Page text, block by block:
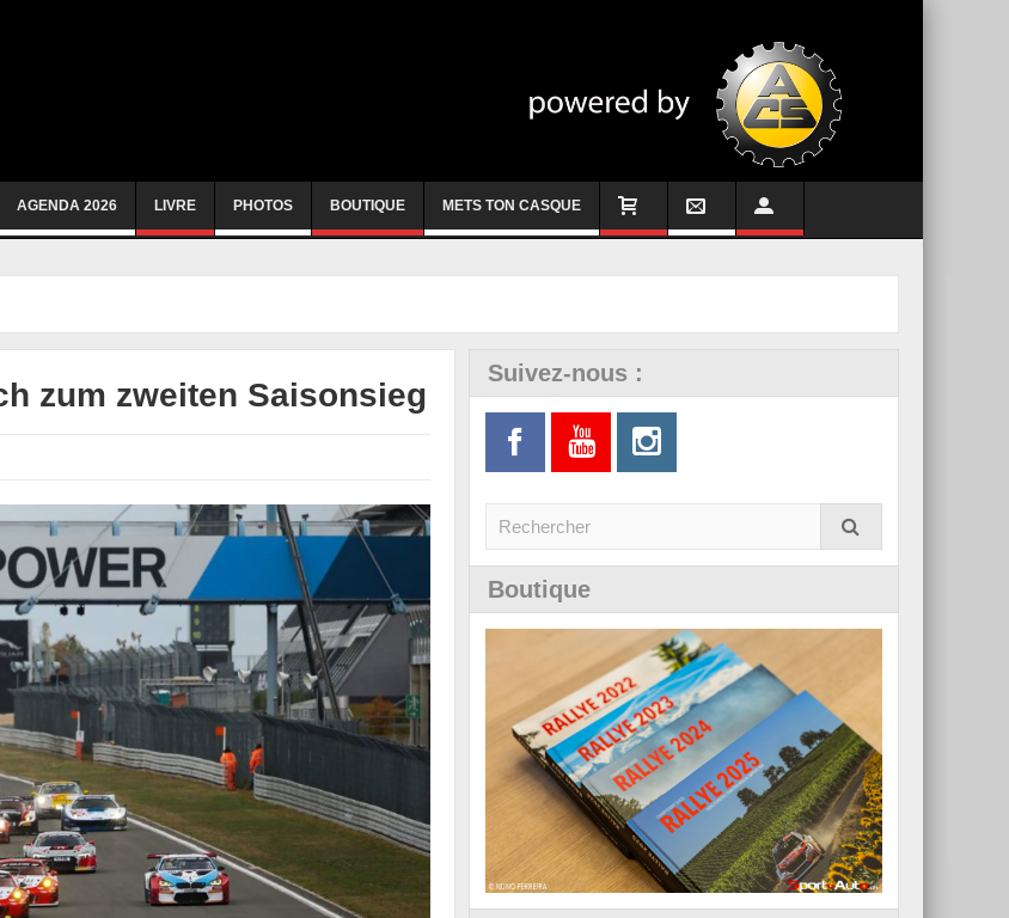
AGENDA 2026 LIVRE PHOTOS BOUTIQUE METS TON CASQUE
zum zweiten Saisonsieg
Suivez-nous :
Boutique